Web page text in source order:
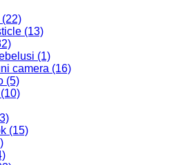
(22)
(13)
(1)
camera (16)
(5)
(10)
(15)